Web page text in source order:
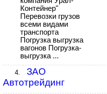
Контейнер"
Перевозки грузов
всеми видами
транспорта
Погрузка выгрузка
вагонов Погрузка-
выгрузка ...
4.
ЗАО
Автотрейдинг